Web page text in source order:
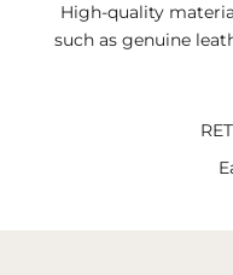
High-quality
such as genuine